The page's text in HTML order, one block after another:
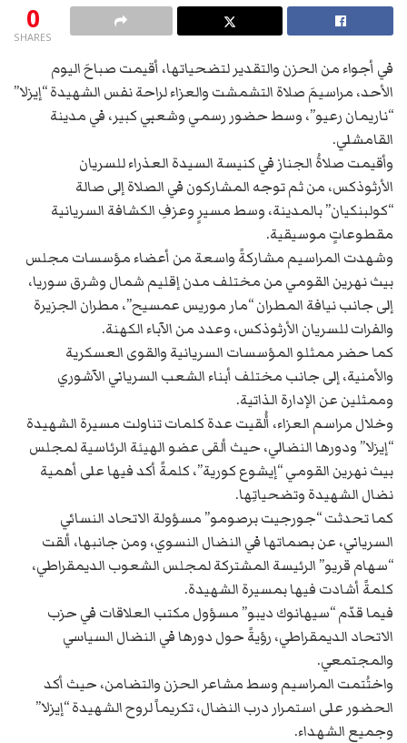
0
SHARES
في أجواء من الحزن والتقدير لتضحياتها، أقيمت صباحَ اليوم
الأحد، مراسيمَ صلاة التشمشت والعزاء لراحة نفس الشهيدة “إيزلا”
“ناريمان رعيو”، وسط حضور رسمي وشعبي كبير، في مدينة
القامشلي.
وأقيمت صلاةُ الجناز في كنيسة السيدة العذراء للسريان
الأرثوذكس، من ثم توجه المشاركون في الصلاة إلى صالة
“كولبنكيان” بالمدينة، وسط مسيرٍ وعزفِ الكشافة السريانية
مقطوعاتٍ موسيقية.
وشهدت المراسيم مشاركةً واسعة من أعضاء مؤسسات مجلس
بيث نهرين القومي من مختلف مدن إقليم شمال وشرق سوريا،
إلى جانب نيافة المطران “مار موريس عمسيح”، مطران الجزيرة
والفرات للسريان الأرثوذكس، وعدد من الآباء الكهنة.
كما حضر ممثلو المؤسسات السريانية والقوى العسكرية
والأمنية، إلى جانب مختلف أبناء الشعب السرياني الآشوري
وممثلين عن الإدارة الذاتية.
وخلال مراسم العزاء، أُلقيت عدة كلمات تناولت مسيرة الشهيدة
“إيزلا” ودورها النضالي، حيث ألقى عضو الهيئة الرئاسية لمجلس
بيث نهرين القومي “إيشوع كورية”، كلمةً أكد فيها على أهمية
نضال الشهيدة وتضحياتِها.
كما تحدثت “جورجيت برصومو” مسؤولة الاتحاد النسائي
السرياني، عن بصماتها في النضال النسوي، ومن جانبها، ألقت
“سهام قريو” الرئيسة المشتركة لمجلس الشعوب الديمقراطي،
كلمةً أشادت فيها بمسيرة الشهيدة.
فيما قدّم “سيهانوك ديبو” مسؤول مكتب العلاقات في حزب
الاتحاد الديمقراطي، رؤيةً حول دورها في النضال السياسي
والمجتمعي.
واختُتمت المراسيم وسط مشاعر الحزن والتضامن، حيث أكد
الحضور على استمرار درب النضال، تكريماً لروح الشهيدة “إيزلا”
وجميع الشهداء.